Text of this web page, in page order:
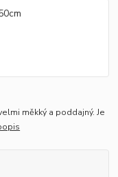
měkký a poddajný. Je